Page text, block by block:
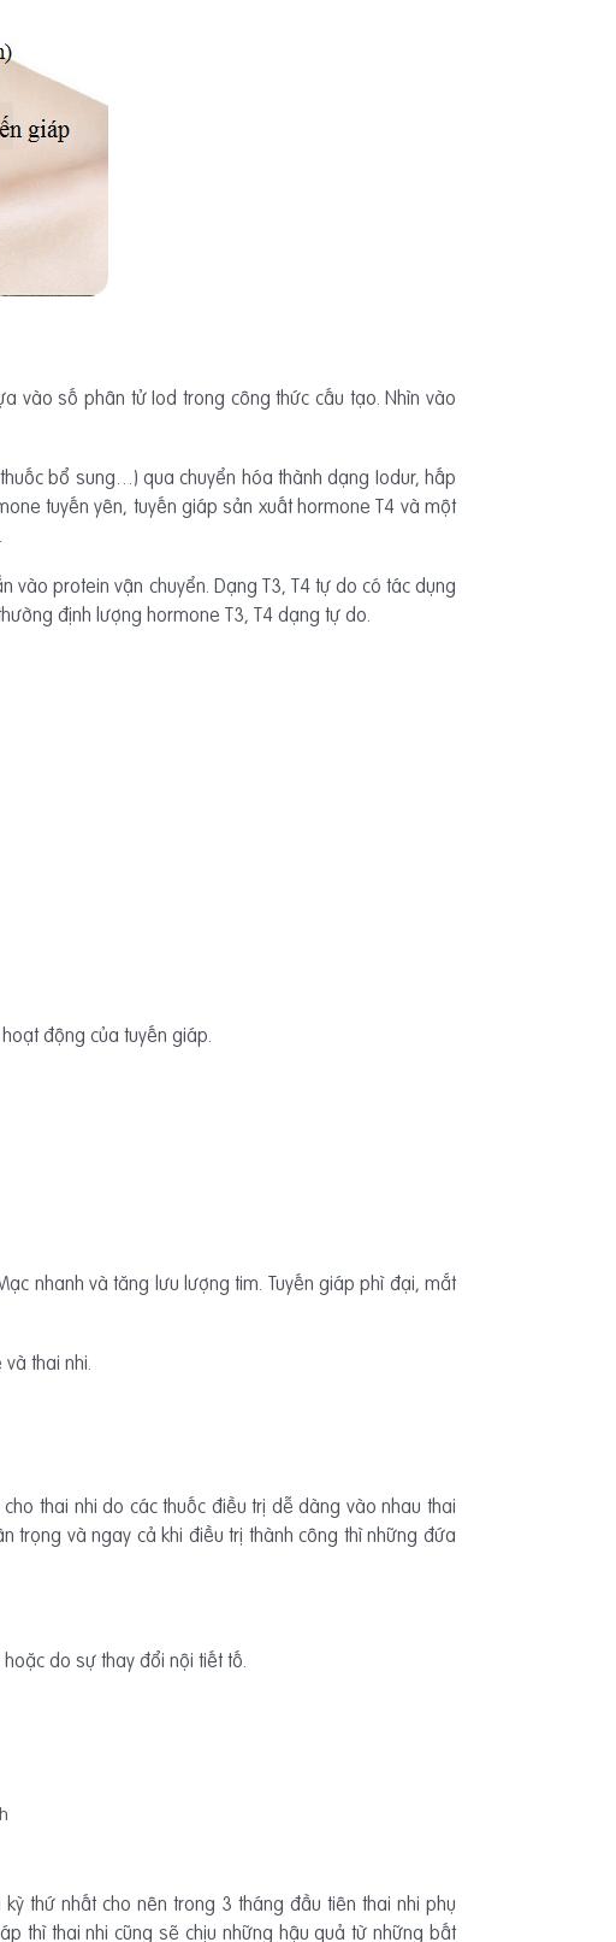
vào số phân tử Iod trong công thức cấu tạo. Nhìn vào
bổ sung…) qua chuyển hóa thành dạng Iodur, hấp
tuyến yên, tuyến giáp sản xuất hormone T4 và một
protein vận chuyển. Dạng T3, T4 tự do có tác dụng
định lượng hormone T3, T4 dạng tự do.
động của tuyến giáp.
nhanh và tăng lưu lượng tim. Tuyến giáp phì đại, mắt
thai nhi.
thai nhi do các thuốc điều trị dễ dàng vào nhau thai
trọng và ngay cả khi điều trị thành công thì những đứa
do sự thay đổi nội tiết tố.
thứ nhất cho nên trong 3 tháng đầu tiên thai nhi phụ
thì thai nhi cũng sẽ chịu những hậu quả từ những bất